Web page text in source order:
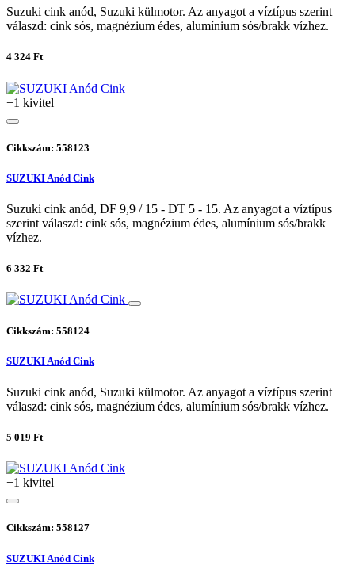
Suzuki cink anód, Suzuki külmotor. Az anyagot a víztípus szerint
válaszd: cink sós, magnézium édes, alumínium sós/brakk vízhez.
4 324 Ft
+1 kivitel
Cikkszám: 558123
SUZUKI Anód Cink
Suzuki cink anód, DF 9,9 / 15 - DT 5 - 15. Az anyagot a víztípus
szerint válaszd: cink sós, magnézium édes, alumínium sós/brakk
vízhez.
6 332 Ft
Cikkszám: 558124
SUZUKI Anód Cink
Suzuki cink anód, Suzuki külmotor. Az anyagot a víztípus szerint
válaszd: cink sós, magnézium édes, alumínium sós/brakk vízhez.
5 019 Ft
+1 kivitel
Cikkszám: 558127
SUZUKI Anód Cink